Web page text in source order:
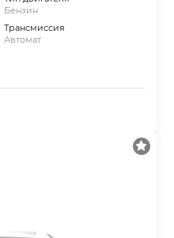
Бензин
Трансмиссия
Автомат